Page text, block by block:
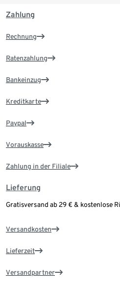
Zahlung
Rechnung
Ratenzahlung
Bankeinzug
Kreditkarte
Paypal
Vorauskasse
Zahlung in der Filiale
Lieferung
Gratisversand ab 29 € & kostenlose
Versandkosten
Lieferzeit
Versandpartner